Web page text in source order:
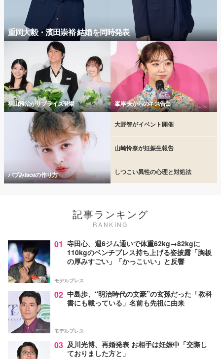
重岡大毅・濱田崇裕 結婚を同時発表
福山雅治がサプライズ登場 峯岸 夫からのキス告白
バブみfaceの作り方
大野智がイベント開催
山崎怜奈が妊娠生報告
しつこい異性の心理と対処法
記事ランキング
RANKING
01 寺田心、週6ジム通いで体重62kg→82kgに
110kgのベンチプレス持ち上げる姿披露「胸板
の厚みすごい」「かっこいい」と反響
モデルプレス
02 中島歩、“明治時代の文豪”の玄孫だった「教科
書にも載っている」名前も先祖に由来
モデルプレス
03 及川光博、再婚発表 お相手は妊娠中「交際し
ておりました方と」